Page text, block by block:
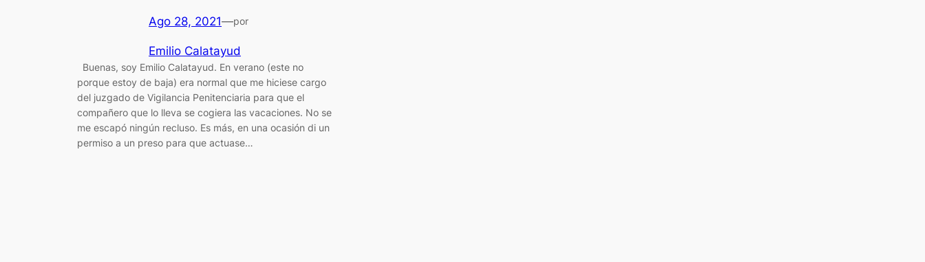
Ago 28, 2021—por
Emilio Calatayud
Buenas, soy Emilio Calatayud. En verano (este no
porque estoy de baja) era normal que me hiciese cargo
del juzgado de Vigilancia Penitenciaria para que el
compañero que lo lleva se cogiera las vacaciones. No se
me escapó ningún recluso. Es más, en una ocasión di un
permiso a un preso para que actuase…